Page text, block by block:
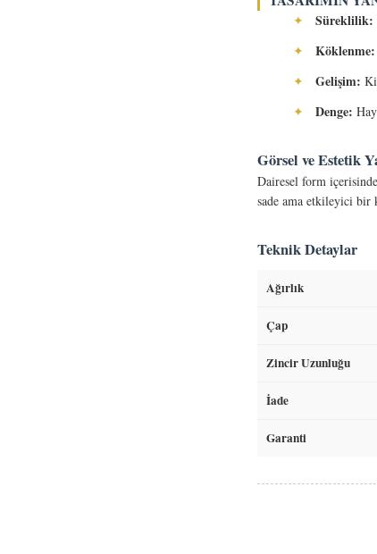
✦ Süreklilik:
✦
Köklenme:
✦
Gelişim:
✦
Denge:
Görsel ve Estetik
Dairesel form
sade ama etkileyici bir
Teknik Detaylar
Ağırlık
Çap
Zincir Uzunluğu
İade
Garanti